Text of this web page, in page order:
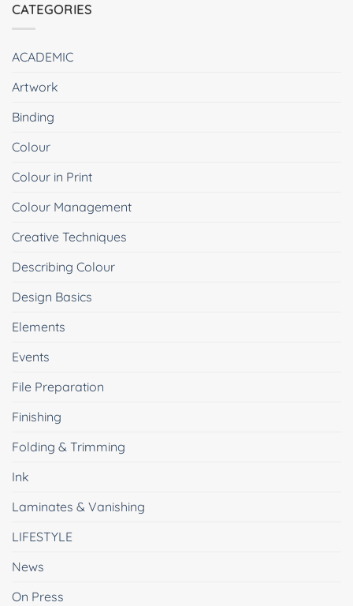
CATEGORIES
ACADEMIC
Artwork
Binding
Colour
Colour in Print
Colour Management
Creative Techniques
Describing Colour
Design Basics
Elements
Events
File Preparation
Finishing
Folding & Trimming
Ink
Laminates & Vanishing
LIFESTYLE
News
On Press